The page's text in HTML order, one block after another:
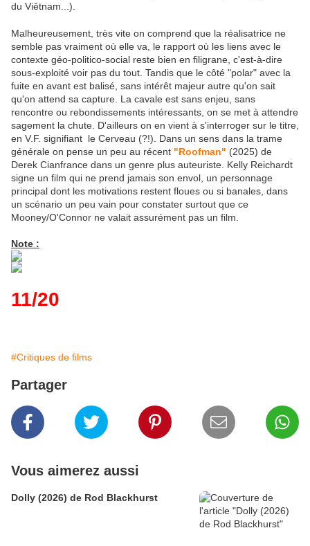
du Viêtnam...).
Malheureusement, très vite on comprend que la réalisatrice ne
semble pas vraiment où elle va, le rapport où les liens avec le
contexte géo-politico-social reste bien en filigrane, c'est-à-dire
sous-exploité voir pas du tout. Tandis que le côté "polar" avec la
fuite en avant est balisé, sans intérêt majeur autre qu'on sait
qu'on attend sa capture. La cavale est sans enjeu, sans
rencontre ou rebondissements intéressants, on se met à attendre
sagement la chute. D'ailleurs on en vient à s'interroger sur le titre,
en V.F. signifiant le Cerveau (?!). Dans un sens dans la trame
générale on pense un peu au récent "Roofman" (2025) de
Derek Cianfrance dans un genre plus auteuriste. Kelly Reichardt
signe un film qui ne prend jamais son envol, un personnage
principal dont les motivations restent floues ou si banales, dans
un scénario un peu vain pour constater surtout que ce
Mooney/O'Connor ne valait assurément pas un film.
Note :
11/20
#Critiques de films
Partager
Vous aimerez aussi
Dolly (2026) de Rod Blackhurst